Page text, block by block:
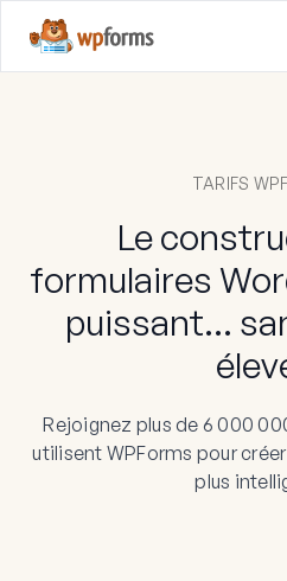
TARIFS
Le
formulaires
puissant…
Rejoignez plus de 6 000
utilisent WPForms pour
plus